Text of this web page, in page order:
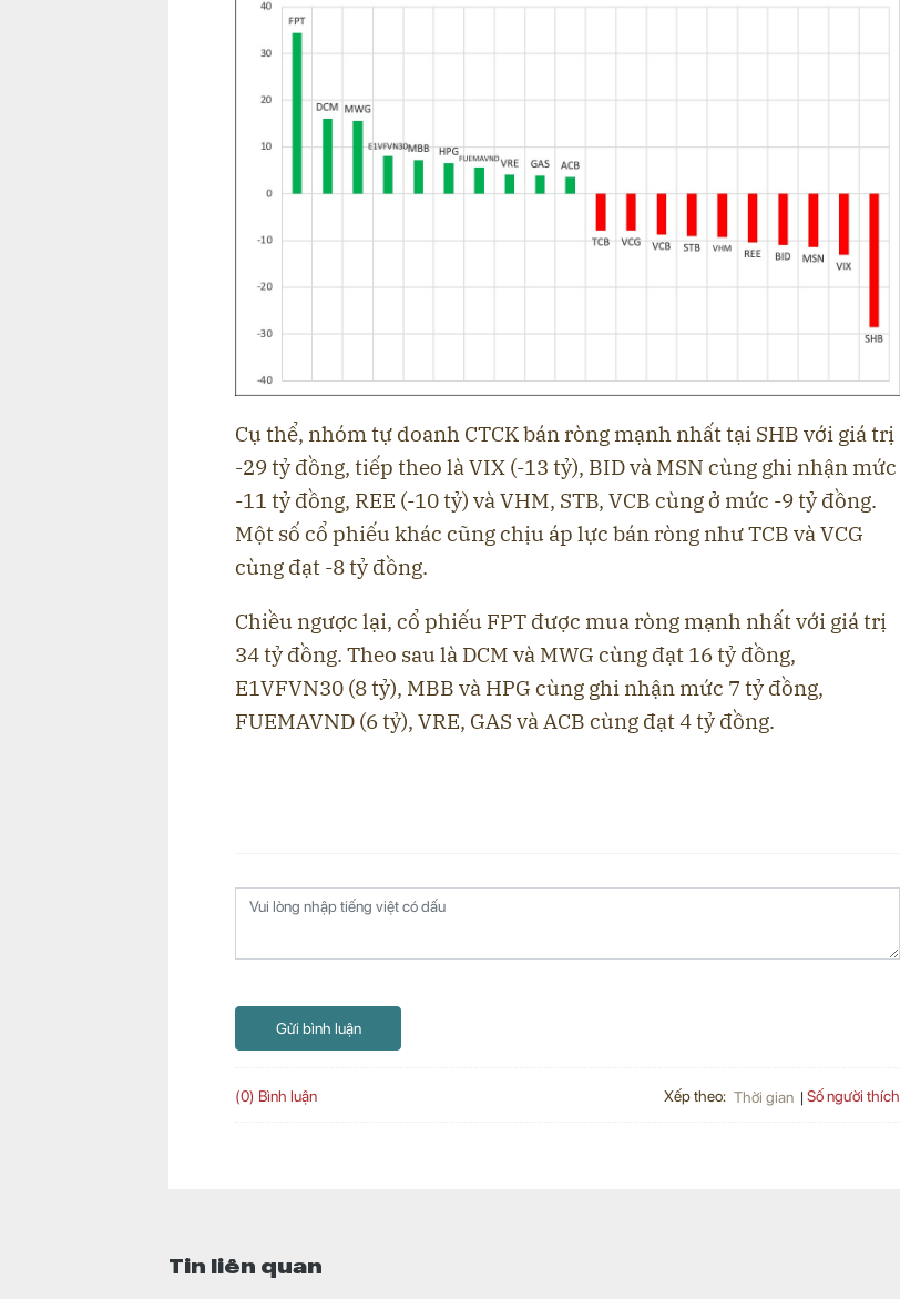
Cụ thể, nhóm tự doanh CTCK bán ròng mạnh nhất tại SHB với giá trị
-29 tỷ đồng, tiếp theo là VIX (-13 tỷ), BID và MSN cùng ghi nhận mức
-11 tỷ đồng, REE (-10 tỷ) và VHM, STB, VCB cùng ở mức -9 tỷ đồng.
Một số cổ phiếu khác cũng chịu áp lực bán ròng như TCB và VCG
cùng đạt -8 tỷ đồng.
Chiều ngược lại, cổ phiếu FPT được mua ròng mạnh nhất với giá trị
34 tỷ đồng. Theo sau là DCM và MWG cùng đạt 16 tỷ đồng,
E1VFVN30 (8 tỷ), MBB và HPG cùng ghi nhận mức 7 tỷ đồng,
FUEMAVND (6 tỷ), VRE, GAS và ACB cùng đạt 4 tỷ đồng.
Gửi bình luận
(0) Bình luận Xếp theo: Thời gian Số người thích
Tin liên quan